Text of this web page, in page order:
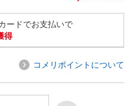
ードでお支払いで
得
コメリポイントについて